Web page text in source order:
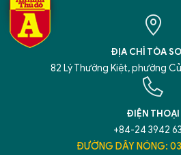
ĐỊA CHỈ TÒA
82 Lý Thường Kiệt, phường
ĐIỆN THOẠI
+84-24 3942
ĐƯỜNG DÂY NÓNG: